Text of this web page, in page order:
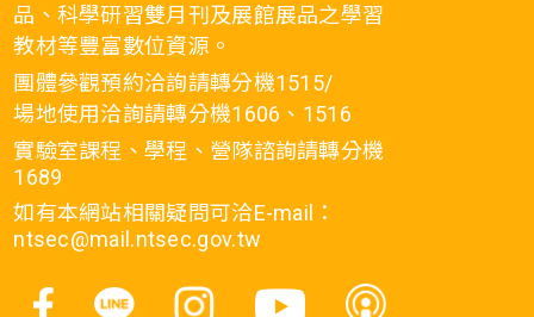
品、科學研習雙月刊及展館展品之學習
教材等豐富數位資源。
團體參觀預約洽詢請轉分機1515/
場地使用洽詢請轉分機1606、1516
實驗室課程、學程、營隊諮詢請轉分機
1689
如有本網站相關疑問可洽E-mail：
ntsec@mail.ntsec.gov.tw